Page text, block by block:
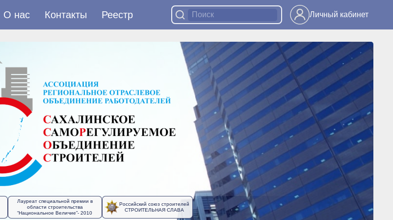
О нас Контакты Реестр Личный кабинет
Лауреат специальной премии в
области строительства
“Национальное Величие”- 2010
Российский союз строителей
СТРОИТЕЛЬНАЯ СЛАВА